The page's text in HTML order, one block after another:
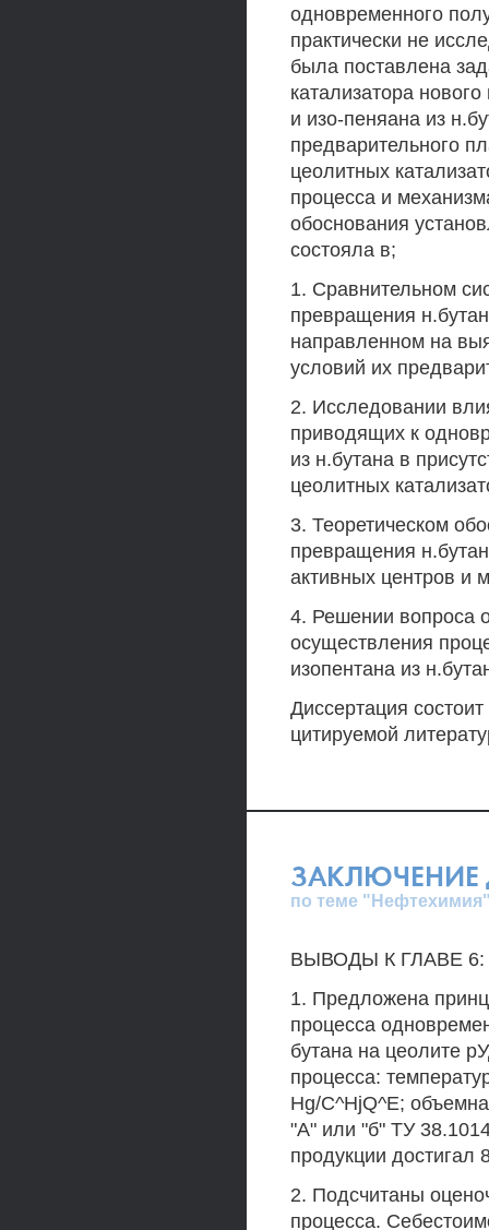
одновременного
практически не
была поставлена
катализатора
и изо-пеняана из
предварительного
цеолитных
процесса и
обоснования
состояла в;
1. Сравнительном
превращения
направленном на
условий их
2. Исследовании
приводящих к
из н.бутана в
цеолитных
3. Теоретическом
превращения
активных центров и
4. Решении вопроса
осуществления
изопентана из
Диссертация
цитируемой
ЗАКЛЮЧЕНИЕ
по теме
ВЫВОДЫ К ГЛАВЕ 6:
1. Предложена
процесса
бутана на цеолите
процесса:
Hg/C^HjQ^E;
"А" или "б" ТУ
продукции достигал
2. Подсчитаны
процесса.